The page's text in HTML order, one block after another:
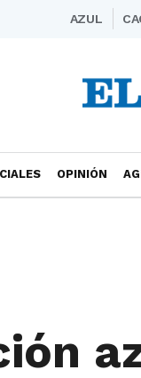
AZUL
OPINIÓN